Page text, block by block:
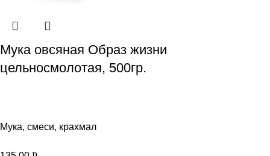
Мука овсяная Образ жизни
цельносмолотая, 500гр.
Мука, смеси, крахмал